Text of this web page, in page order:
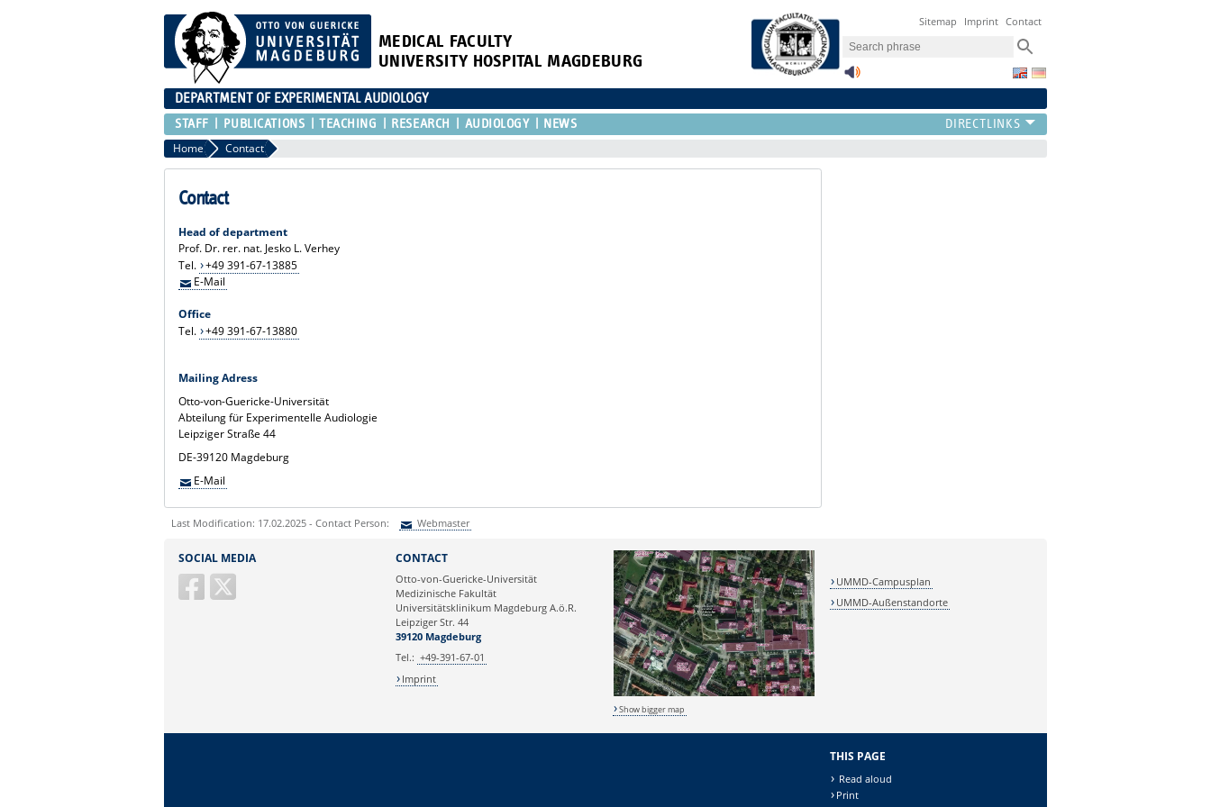
MEDICAL FACULTY
UNIVERSITY HOSPITAL MAGDEBURG
Sitemap Imprint Contact
DEPARTMENT OF EXPERIMENTAL AUDIOLOGY
STAFF PUBLICATIONS TEACHING RESEARCH AUDIOLOGY NEWS
Home Contact
Contact
Head of department
Prof. Dr. rer. nat. Jesko L. Verhey
Tel. +49 391-67-13885
E-Mail
Office
Tel. +49 391-67-13880
Mailing Adress
Otto-von-Guericke-Universität
Abteilung für Experimentelle Audiologie
Leipziger Straße 44
DE-39120 Magdeburg
E-Mail
Last Modification: 17.02.2025 - Contact Person: Webmaster
Ihre E-Mailadresse:
SOCIAL MEDIA CONTACT
Otto-von-Guericke-Universität
Medizinische Fakultät
Universitätsklinikum Magdeburg A.ö.R.
Leipziger Str. 44
39120 Magdeburg
Tel.: +49-391-67-01
Imprint
Show bigger map
UMMD-Campusplan
UMMD-Außenstandorte
THIS PAGE
Read aloud
Print